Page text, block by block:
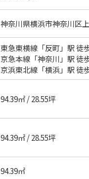
神奈川県横浜市神奈川区
東急東横線「反町」駅 徒
京急本線「神奈川 」駅 徒
京浜東北線「横浜」駅 徒
94.39㎡ / 28.55坪
94.39㎡ / 28.55坪
94.39㎡